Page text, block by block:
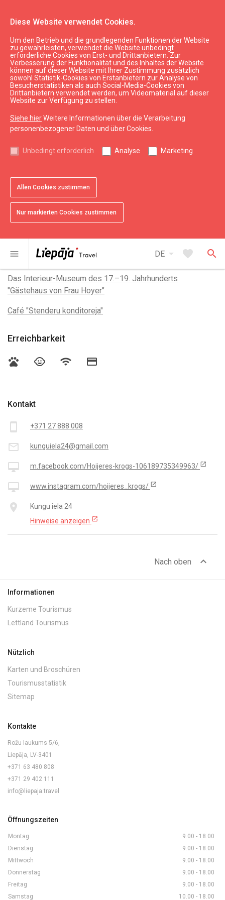
Diese Website verwendet Cookies.
Um den Betrieb und die grundlegenden Funktionen der Website
zu gewährleisten, verwendet die Website unbedingt
erforderliche Cookies von Erst- und Drittanbietern. Zur
Verbesserung der Funktionalität und des Inhaltes der Website
können auf dieser Website mit Ihrer Zustimmung zusätzlich
sowohl Statistik-Cookies von Erstanbietern zur Analyse von
Besucherstatistiken als auch Social-Media-Cookies von
Drittanbietern verwendet werden, um Videomaterial auf dieser
Website zur Verfügung zu stellen.
Siehe hierWeitere Informationen über die Verarbeitung
personenbezogener Daten und über Cookies.
Unbedingt erforderlich Analyse Marketing
Allen Cookies zustimmen
Nur markierten Cookies zustimmen
menu DE arrow_drop_down favorite search
Essen & Trinken Gaststätten
Restaurant "Hoijeres krogs"
chevron_left
1 von 3
2 von 3
3 von 3
Kontakt
smartphone +371 27 888 008
mail_outline kunguiela24@gmail.com
desktop_mac m.facebook.com/Hoijeres-krogs-106189735349963/ open_in_new
desktop_mac www.instagram.com/hoijeres_krogs/ open_in_new
place
Kungu iela 24
Hinweise anzeigen open_in_new
In der Nähe
Das Interieur-Museum des 17.–19. Jahrhunderts
"Gästehaus von Frau Hoyer"
Café "Stenderu konditoreja"
Erreichbarkeit
pets child_care wifi credit_card
Nach oben expand_less
Informationen
Kurzeme Tourismus
Lettland Tourismus
Nützlich
Karten und Broschüren
Tourismusstatistik
Sitemap
Kontakte
Rožu laukums 5/6,
Liepāja, LV-3401
+371 63 480 808
+371 29 402 111
info@liepaja.travel
Öffnungszeiten
Montag
9.00 - 18.00
Dienstag
9.00 - 18.00
Mittwoch
9.00 - 18.00
Donnerstag
9.00 - 18.00
Freitag
9.00 - 18.00
Samstag
10.00 - 18.00